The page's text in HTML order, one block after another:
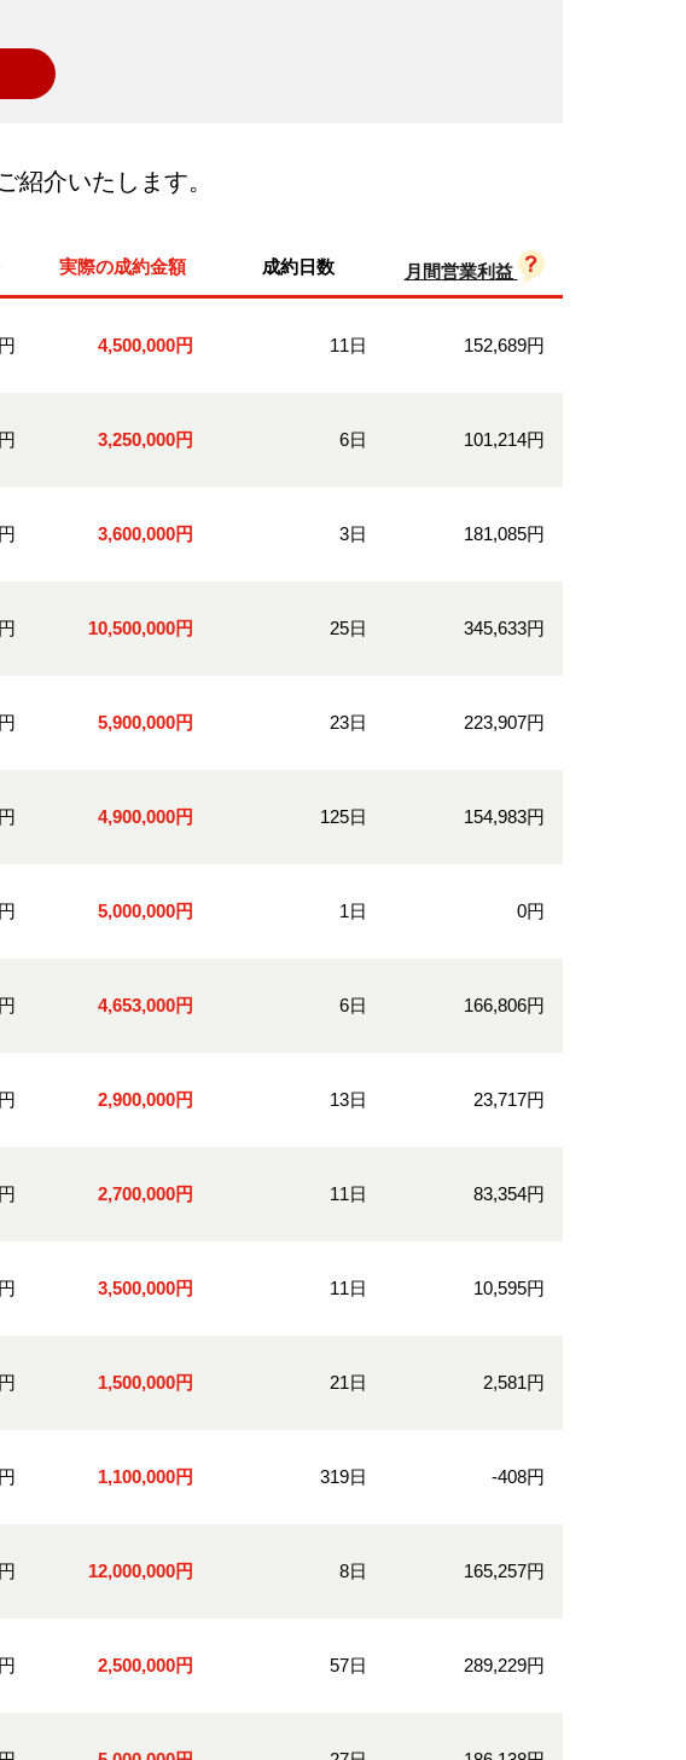
紹介いたします。
実際の成約金額 成約日数 月間営業利益
4,500,000円 11日 152,689円
3,250,000円 6日 101,214円
3,600,000円 3日 181,085円
10,500,000円 25日 345,633円
5,900,000円 23日 223,907円
4,900,000円 125日 154,983円
5,000,000円 1日 0円
4,653,000円 6日 166,806円
2,900,000円 13日 23,717円
2,700,000円 11日 83,354円
3,500,000円 11日 10,595円
1,500,000円 21日 2,581円
1,100,000円 319日 -408円
12,000,000円 8日 165,257円
2,500,000円 57日 289,229円